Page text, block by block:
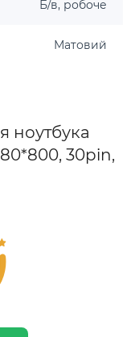
Б/в, робоче
Матовий
ноутбука
30pin,